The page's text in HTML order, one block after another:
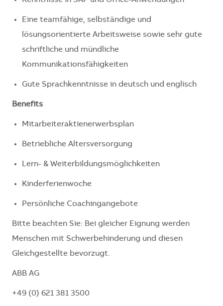
Eine teamfähige, selbständige und
lösungsorientierte Arbeitsweise sowie sehr gute
schriftliche und mündliche
Kommunikationsfähigkeiten
Gute Sprachkenntnisse in deutsch und englisch
Benefits
Mitarbeiteraktienerwerbsplan
Betriebliche Altersversorgung
Lern- & Weiterbildungsmöglichkeiten
Kinderferienwoche
Persönliche Coachingangebote
Bitte beachten Sie: Bei gleicher Eignung werden
Menschen mit Schwerbehinderung und diesen
Gleichgestellte bevorzugt.
ABB AG
+49 (0) 621 381 3500